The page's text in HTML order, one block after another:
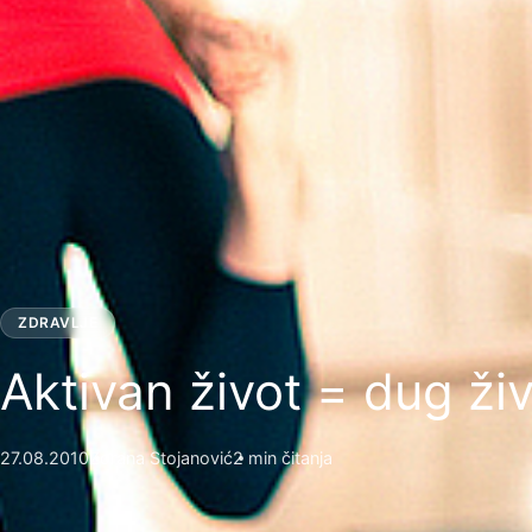
ZDRAVLJE
Aktivan život = dug
27.08.2010Zorana Stojanović2 min čitanja